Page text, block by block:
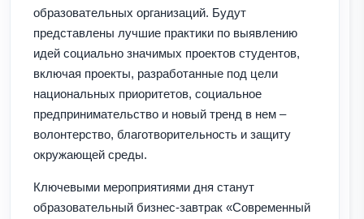
образовательных организаций. Будут
представлены лучшие практики по выявлению
идей социально значимых проектов студентов,
включая проекты, разработанные под цели
национальных приоритетов, социальное
предпринимательство и новый тренд в нем –
волонтерство, благотворительность и защиту
окружающей среды.
Ключевыми мероприятиями дня станут
образовательный бизнес-завтрак «Современный